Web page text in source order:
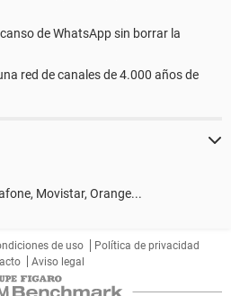
de WhatsApp sin borrar la
red de canales de 4.000 años de
Movistar, Orange...
de uso
Política de privacidad
Aviso legal